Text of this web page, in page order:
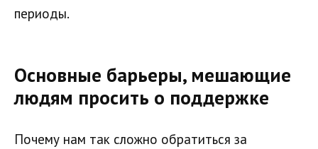
периоды.
Основные барьеры, мешающие
людям просить о поддержке
Почему нам так сложно обратиться за